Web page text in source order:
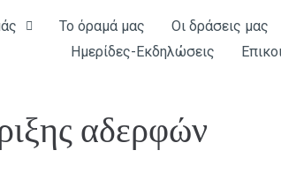
Το όραμά μας Οι δράσεις μας
Ημερίδες-Εκδηλώσεις
αδερφών